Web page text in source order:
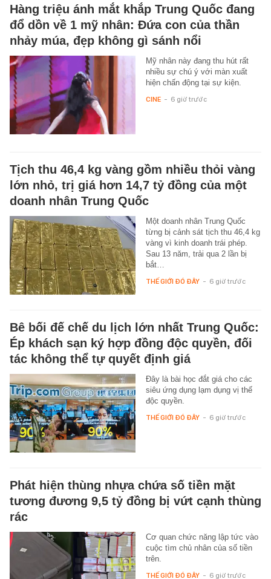
Hàng triệu ánh mắt khắp Trung Quốc đang
đổ dồn về 1 mỹ nhân: Đứa con của thần
nhảy múa, đẹp không gì sánh nổi
Mỹ nhân này đang thu hút rất
nhiều sự chú ý với màn xuất
hiện chấn động tại sự kiện.
CINE - 6 giờ trước
Tịch thu 46,4 kg vàng gồm nhiều thỏi vàng
lớn nhỏ, trị giá hơn 14,7 tỷ đồng của một
doanh nhân Trung Quốc
Một doanh nhân Trung Quốc
từng bị cảnh sát tịch thu 46,4 kg
vàng vì kinh doanh trái phép.
Sau 13 năm, trải qua 2 lần bị
bắt…
THẾ GIỚI ĐÓ ĐÂY - 6 giờ trước
Bê bối đế chế du lịch lớn nhất Trung Quốc:
Ép khách sạn ký hợp đồng độc quyền, đối
tác không thể tự quyết định giá
Đây là bài học đắt giá cho các
siêu ứng dụng lạm dụng vị thế
độc quyền.
THẾ GIỚI ĐÓ ĐÂY - 6 giờ trước
Phát hiện thùng nhựa chứa số tiền mặt
tương đương 9,5 tỷ đồng bị vứt cạnh thùng
rác
Cơ quan chức năng lập tức vào
cuộc tìm chủ nhân của số tiền
trên.
THẾ GIỚI ĐÓ ĐÂY - 6 giờ trước